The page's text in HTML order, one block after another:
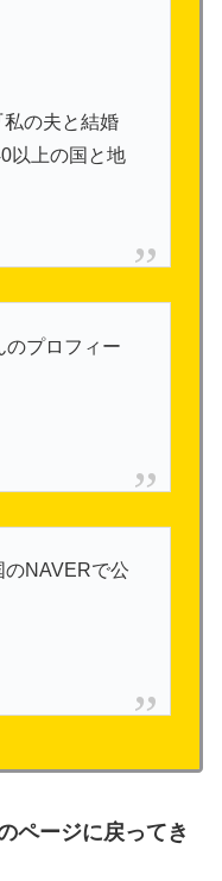
私の夫と結婚
以上の国と地
のプロフィー
NAVERで公
ページに戻ってき